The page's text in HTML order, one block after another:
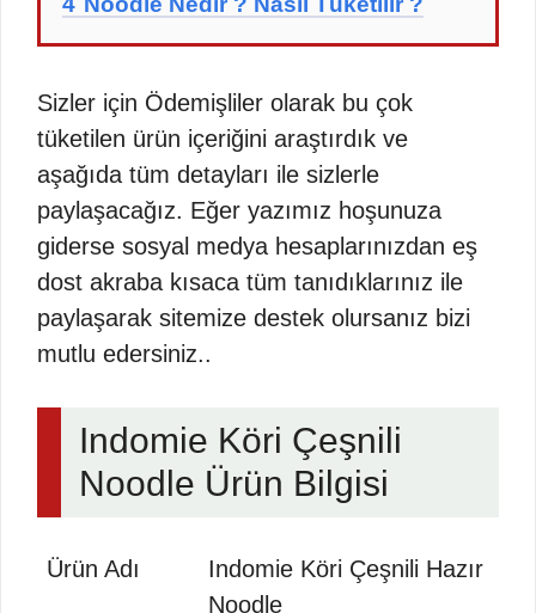
Sizler için Ödemişliler olarak bu çok
tüketilen ürün içeriğini araştırdık ve
aşağıda tüm detayları ile sizlerle
paylaşacağız. Eğer yazımız hoşunuza
giderse sosyal medya hesaplarınızdan eş
dost akraba kısaca tüm tanıdıklarınız ile
paylaşarak sitemize destek olursanız bizi
mutlu edersiniz..
Indomie Köri Çeşnili
Noodle Ürün Bilgisi
Ürün Adı
Indomie Köri Çeşnili Hazır
Noodle